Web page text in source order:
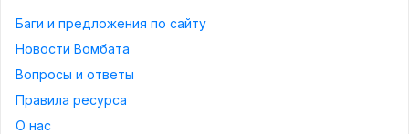
Баги и предложения по сайту
Новости Вомбата
Вопросы и ответы
Правила ресурса
О нас